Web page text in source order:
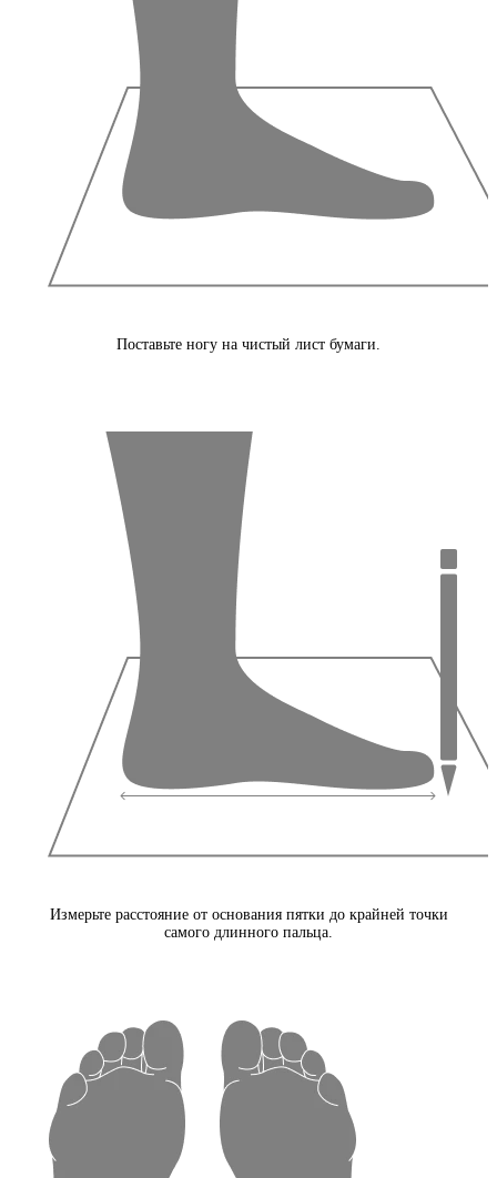
Поставьте ногу на чистый лист бумаги.
Измерьте расстояние от основания пятки до крайней точки
самого длинного пальца.